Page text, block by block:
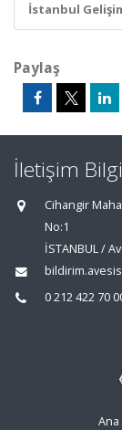
İstanbul
Paylaş
İletişim
Cihangir
No:1
İSTANBUL /
0 212 422 70
Ana